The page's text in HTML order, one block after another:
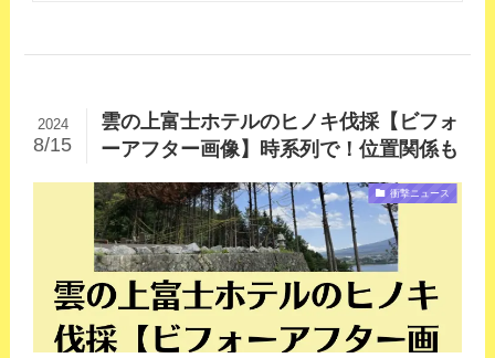
雲の上富士ホテルのヒノキ伐採【ビフォ
ーアフター画像】時系列で！位置関係も
2024
8/15
衝撃ニュース